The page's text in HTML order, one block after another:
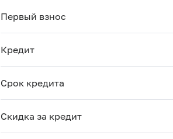
Первый взнос
Кредит
Срок кредита
Скидка за кредит